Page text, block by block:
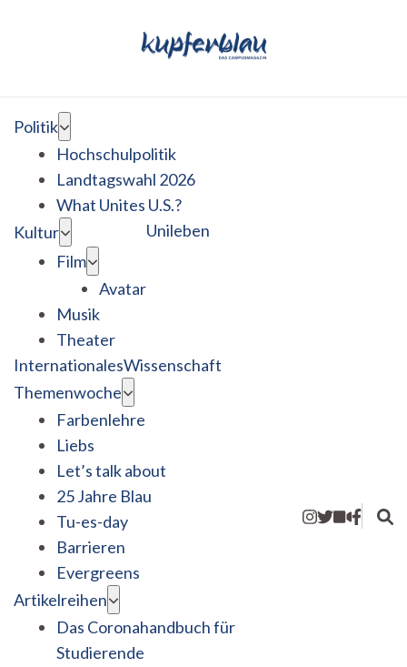
Politik
Hochschulpolitik
Landtagswahl 2026
What Unites U.S.?
Kultur
Film
Avatar
Musik
Theater
Unileben
InternationalesWissenschaft
Themenwoche
Farbenlehre
Liebs
Let’s talk about
25 Jahre Blau
Tu-es-day
Barrieren
Evergreens
Artikelreihen
Das Coronahandbuch für
Studierende